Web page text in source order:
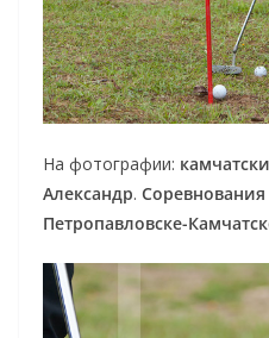
На фотографии:
Александр.
Петропавловске-